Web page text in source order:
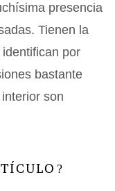
presencia
Tienen la
por
bastante
son
?